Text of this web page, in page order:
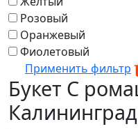
Розовый
Оранжевый
Фиолетовый
Применить фильтр
Букет С